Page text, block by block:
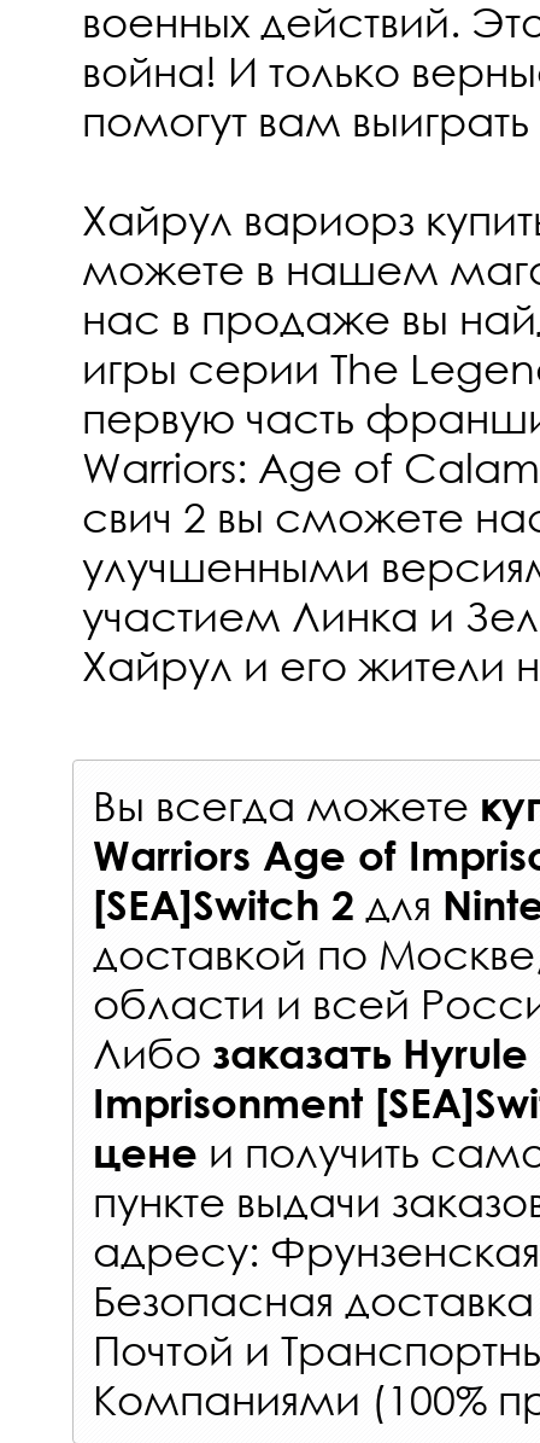
военных действий.
война! И только
помогут вам
Хайрул вариорз
можете в нашем
нас в продаже вы
игры серии The
первую часть
Warriors: Age of
свич 2 вы сможете
улучшенными
участием Линка и
Хайрул и его жители
Вы всегда можете
Warriors Age of
[SEA]Switch 2 для
доставкой по
области и всей
Либо заказать
Imprisonment
цене и получить
пункте выдачи
адресу:
Безопасная
Почтой и
Компаниями (100%